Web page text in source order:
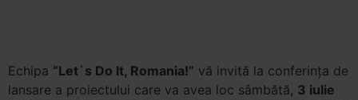
Echipa “Let`s Do It, Romania!” vă invită la conferinţa de
lansare a proiectului care va avea loc sâmbătă, 3 iulie